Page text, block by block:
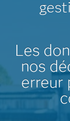
Les
nos
erreur